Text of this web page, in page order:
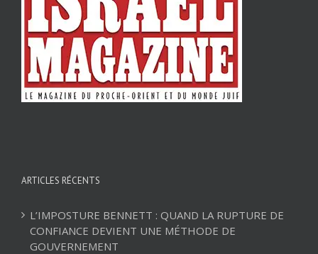
ARTICLES RÉCENTS
L’IMPOSTURE BENNETT : QUAND LA RUPTURE DE
CONFIANCE DEVIENT UNE MÉTHODE DE
GOUVERNEMENT